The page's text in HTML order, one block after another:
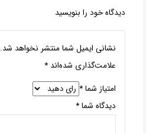
دیدگاه خود را بنویسید
نشانی ایمیل شما منتشر نخواهد شد.
علامت‌گذاری شده‌اند *
امتیاز شما*
دیدگاه شما*